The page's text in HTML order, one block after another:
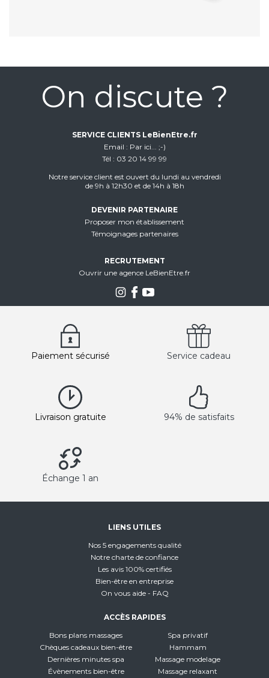
On discute ?
SERVICE CLIENTS LeBienEtre.fr
Email
Par ici... ;-)
Tél
03 20 14 99 99
Notre service client est ouvert du lundi au vendredi
de 9h à 12h30 et de 14h à 18h
DEVENIR PARTENAIRE
Proposer mon établissement
Témoignages partenaires
RECRUTEMENT
Ouvrir une agence LeBienEtre.fr
Paiement sécurisé Service cadeau
Livraison gratuite 94% de satisfaits
Échange 1 an
LIENS UTILES
Nos 5 engagements qualité
Notre charte de confiance
Les avis 100% certifiés
Bien-être en entreprise
On vous aide - FAQ
ACCÈS RAPIDES
Bons plans massages
Chèques cadeaux bien-être
Dernières minutes spa
Évènements bien-être
Spa privatif
Hammam
Massage modelage
Massage relaxant